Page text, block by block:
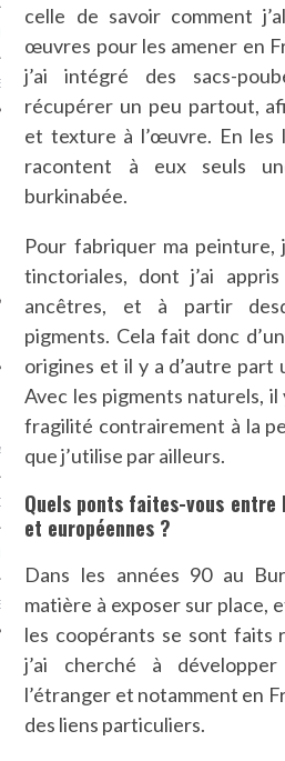
SUIVEZ-NOUS
CARAVELLE
CARAVELLE
PODCAST
celle de savoir comment
œuvres pour les amener en
j’ai intégré des sacs-
récupérer un peu partout,
et texture à l’œuvre. En les
racontent à eux seuls
burkinabée.
Pour fabriquer ma peinture,
tinctoriales, dont j’ai
ancêtres, et à partir
pigments. Cela fait donc
origines et il y a d’autre part
Avec les pigments naturels,
fragilité contrairement à la
que j’utilise par ailleurs.
Quels ponts faites-vous
et européennes ?
Dans les années 90 au
matière à exposer sur place,
les coopérants se sont faits
j’ai cherché à
l’étranger et notamment en
des liens particuliers.